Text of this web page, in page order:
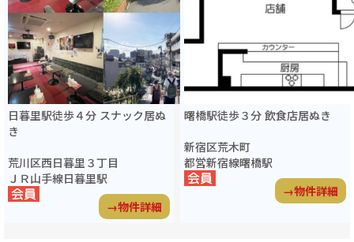
日暮里駅徒歩４分 スナック居ぬ
き
荒川区西日暮里３丁目
ＪＲ山手線日暮里駅
→物件詳細
曙橋駅徒歩３分 飲食店居ぬき
新宿区荒木町
都営新宿線曙橋駅
→物件詳細